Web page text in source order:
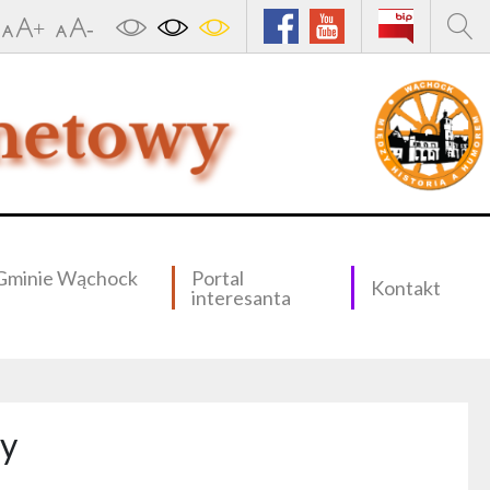
Wąchock
Portal
interesanta
Kontakt